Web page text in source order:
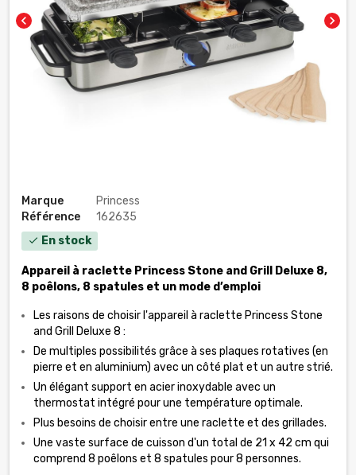
chevron_left chevron_right
Marque
Princess
Référence
162635
check En stock
Appareil à raclette Princess Stone and Grill Deluxe 8,
8 poêlons, 8 spatules et un mode d’emploi
Les raisons de choisir l'appareil à raclette Princess Stone
and Grill Deluxe 8 :
De multiples possibilités grâce à ses plaques rotatives (en
pierre et en aluminium) avec un côté plat et un autre strié.
Un élégant support en acier inoxydable avec un
thermostat intégré pour une température optimale.
Plus besoins de choisir entre une raclette et des grillades.
Une vaste surface de cuisson d'un total de 21 x 42 cm qui
comprend 8 poêlons et 8 spatules pour 8 personnes.